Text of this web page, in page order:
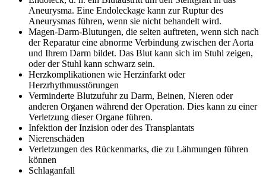
Aneurysma. Eine Endoleckage kann zur Ruptur des
Aneurysmas führen, wenn sie nicht behandelt wird.
Magen-Darm-Blutungen, die selten auftreten, wenn sich nach
der Reparatur eine abnorme Verbindung zwischen der Aorta
und Ihrem Darm bildet. Das Blut kann sich im Stuhl zeigen,
oder der Stuhl kann schwarz sein.
Herzkomplikationen wie Herzinfarkt oder
Herzrhythmusstörungen
Verminderte Blutzufuhr zu Darm, Beinen, Nieren oder
anderen Organen während der Operation. Dies kann zu einer
Verletzung dieser Organe führen.
Infektion der Inzision oder des Transplantats
Nierenschäden
Verletzungen des Rückenmarks, die zu Lähmungen führen
können
Schlaganfall